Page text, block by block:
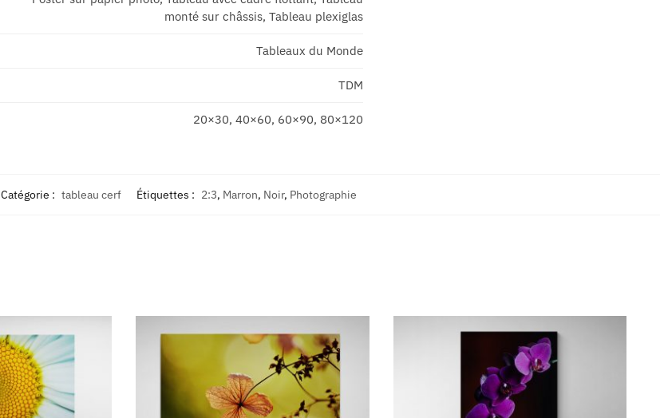
monté sur châssis, Tableau plexiglas
Tableaux du Monde
TDM
20×30, 40×60, 60×90, 80×120
Catégorie : tableau cerf Étiquettes : 2:3, Marron, Noir, Photographie